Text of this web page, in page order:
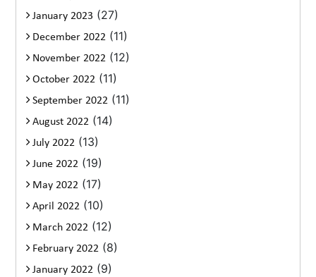
January 2023 (27)
December 2022 (11)
November 2022 (12)
October 2022 (11)
September 2022 (11)
August 2022 (14)
July 2022 (13)
June 2022 (19)
May 2022 (17)
April 2022 (10)
March 2022 (12)
February 2022 (8)
January 2022 (9)